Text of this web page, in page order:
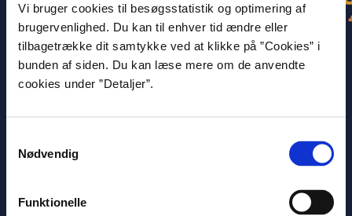
Vi bruger cookies til besøgsstatistik og optimering af
brugervenlighed. Du kan til enhver tid ændre eller
tilbagetrække dit samtykke ved at klikke på ”Cookies” i
bunden af siden. Du kan læse mere om de anvendte
cookies under ”Detaljer”.
Nødvendig
Funktionelle
Let Svær